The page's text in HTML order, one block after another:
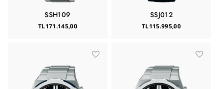
SSH109
TL171.145,00
SSJ012
TL115.995,00